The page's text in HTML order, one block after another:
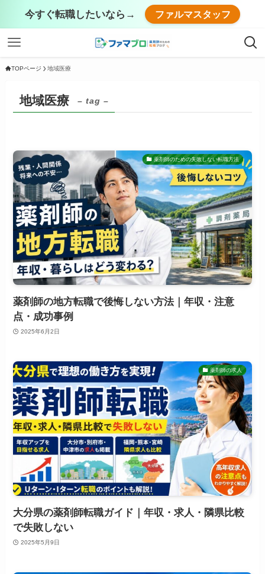
今すぐ転職したいなら→ ファルマスタッフ
TOPページ 地域医療
地域医療 – tag –
薬剤師のための失敗しない転職方法
薬剤師の地方転職で後悔しない方法｜年収・注意
点・成功事例
2025年6月2日
薬剤師の求人
大分県の薬剤師転職ガイド｜年収・求人・隣県比較
で失敗しない
2025年5月9日